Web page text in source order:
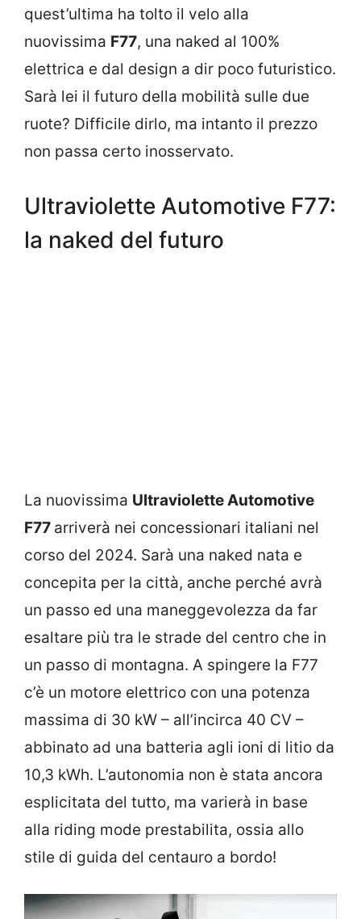
quest’ultima ha tolto il velo alla
nuovissima F77, una naked al 100%
elettrica e dal design a dir poco futuristico.
Sarà lei il futuro della mobilità sulle due
ruote? Difficile dirlo, ma intanto il prezzo
non passa certo inosservato.
Ultraviolette Automotive F77:
la naked del futuro
La nuovissima Ultraviolette Automotive
F77 arriverà nei concessionari italiani nel
corso del 2024. Sarà una naked nata e
concepita per la città, anche perché avrà
un passo ed una maneggevolezza da far
esaltare più tra le strade del centro che in
un passo di montagna. A spingere la F77
c’è un motore elettrico con una potenza
massima di 30 kW – all’incirca 40 CV –
abbinato ad una batteria agli ioni di litio da
10,3 kWh. L’autonomia non è stata ancora
esplicitata del tutto, ma varierà in base
alla riding mode prestabilita, ossia allo
stile di guida del centauro a bordo!